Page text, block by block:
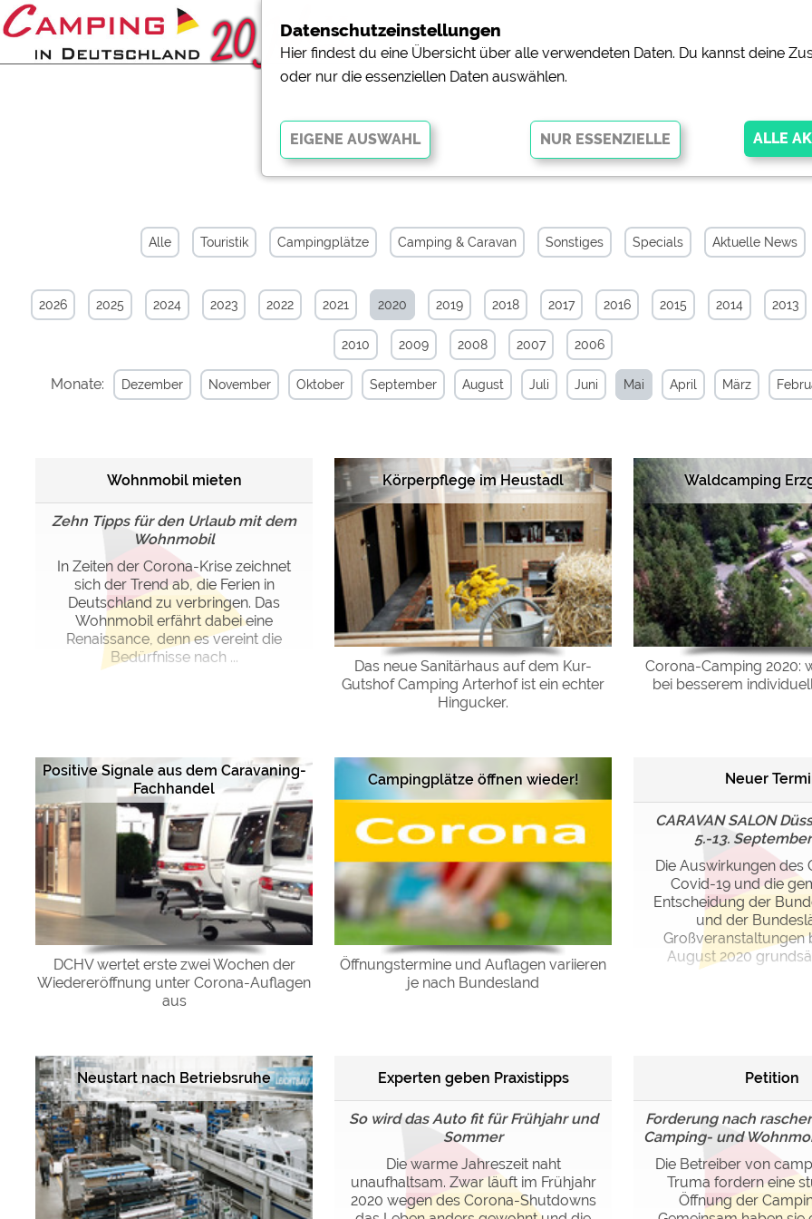
News-Archiv von Mai 2020
Alle Touristik Campingplätze Camping & Caravan Sonstiges Specials Aktuelle News
2026 2025 2024 2023 2022 2021 2020 2019 2018 2017 2016 2015 2014 2013
2010 2009 2008 2007 2006
Monate: Dezember November Oktober September August Juli Juni Mai April März
Wohnmobil mieten
Zehn Tipps für den Urlaub mit dem
Wohnmobil
In Zeiten der Corona-Krise zeichnet
sich der Trend ab, die Ferien in
Deutschland zu verbringen. Das
Wohnmobil erfährt dabei eine
Renaissance, denn es vereint die
Bedürfnisse nach ...
Körperpflege im Heustadl
Das neue Sanitärhaus auf dem Kur-
Gutshof Camping Arterhof ist ein echter
Hingucker.
Waldcamping
Corona-Camping 2020:
bei besserem
Positive Signale aus dem Caravaning-
Fachhandel
DCHV wertet erste zwei Wochen der
Wiedereröffnung unter Corona-Auflagen
aus
Campingplätze öffnen wieder!
Öffnungstermine und Auflagen variieren
je nach Bundesland
Neuer
CARAVAN SALON
5.-13.
Die Auswirkungen des
Covid-19 und die
Entscheidung der
und der
Großveranstaltungen
August 2020
Neustart nach Betriebsruhe Experten geben Praxistipps
So wird das Auto fit für Frühjahr und
Sommer
Die warme Jahreszeit naht
unaufhaltsam. Zwar läuft im Frühjahr
2020 wegen des Corona-Shutdowns
Petition
Forderung nach
Camping- und
Die Betreiber von
Truma fordern eine
Öffnung der
Datenschutzeinstellungen
Hier findest du eine Übersicht über alle verwendeten Daten. Du kannst deine
oder nur die essenziellen Daten auswählen.
der Website dringend erforderlich. Ohne diese Cookies werden Teile der Website
funktionieren
Externe Medien
YouTube (Videos von Campingplätzen)
https://policies.google.com/privacy
Campingplatzvorschau (Vorschau der Internetseiten von
Campingplätzen)
siehe Datenschutzerklärung des
Google Maps (Kartensuche, Anfahrt usw.)
https://policies.google.com/privacy
Statistiken
Google Analytics https://policies.google.com/privacy
Marketing
https://policies.google.com/privacy
Google AdSense
https://policies.google.com/privacy
Google Remarketing
https://policies.google.com/privacy
Die Cookieeinstellungen können jeder Zeit im Footer über "COOKIES" geändert